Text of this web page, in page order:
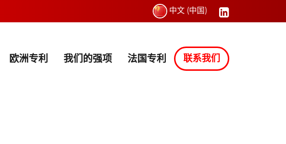
中文 (中国)
联系我们
欧洲专利 我们的强项 法国专利